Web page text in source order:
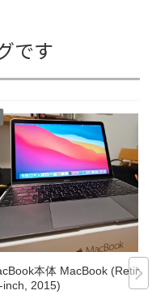
です
本体 MacBook (Retina,
inch, 2015)